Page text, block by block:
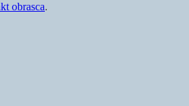
obrasca.